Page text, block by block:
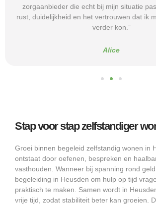
zorgaanbieder die echt bij mijn situatie
rust, duidelijkheid en het vertrouwen dat ik
verder kon.”
Alice
Stap voor stap zelfstandiger
Groei binnen begeleid zelfstandig wonen in
ontstaat door oefenen, bespreken en
vasthouden. Wanneer bij spanning rond
begeleiding in Heusden om hulp op tijd
praktisch te maken. Samen wordt in
vrije tijd, zodat stabiliteit beter kan groeien.